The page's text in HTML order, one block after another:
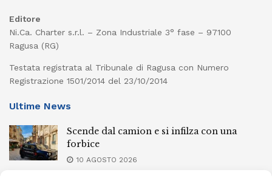
Editore
Ni.Ca. Charter s.r.l. – Zona Industriale 3° fase – 97100
Ragusa (RG)
Testata registrata al Tribunale di Ragusa con Numero
Registrazione 1501/2014 del 23/10/2014
Ultime News
Scende dal camion e si infilza con una
forbice
10 AGOSTO 2026